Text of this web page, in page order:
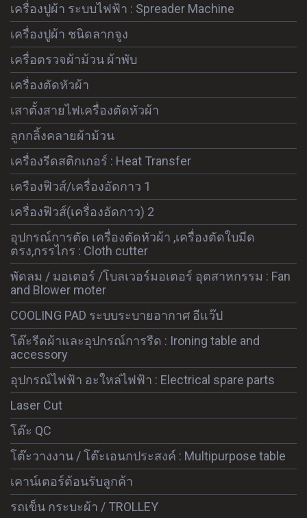
เครื่องปูผ้า ระบบไฟฟ้า : Spreader Machine
เครื่องปูผ้า ชนิดลากจูง
เครื่อตรวจผ้าม้วน ผ้าพับ
เครื่องตัดหัวผ้า
เสาตั้งสายไฟเครื่องตัดหัวผ้า
ลูกกลิ้งคลายผ้าม้วน
เครื่องรีดสติกเกอร์ : Heat Transfer
เครืองฟิวส์/เครื่องอัดกาว 1
เครื่องฟิวส์(เครื่องอัดกาว) 2
อุปกรณ์การตัด เครื่องตัดหัวผ้า ,เครื่องตัดใบมีด
ตรง,กรรไกร : Cloth cutter
พัดลม / มอเตอร์ /โบลเวอร์มอเตอร์ อุตสาหกรรม : Fan
and Blower moter
COOLING PAD ระบบระบายอากาศ อีแว๊ป
โต๊ะรีดผ้าและอุปกรณ์การรีด : Ironing table and
accessory
อุปกรณ์ไฟฟ้า อะใหล่ไฟฟ้า : Electrical spare parts
Laser Cut
โต๊ะ QC
โต๊ะวางงาน / โต๊ะเอนกประสงค์ : Multipurpose table
เคาน์เตอร์ต้อนรับลูกค้า
รถเข็น กระบะผ้า / TROLLEY